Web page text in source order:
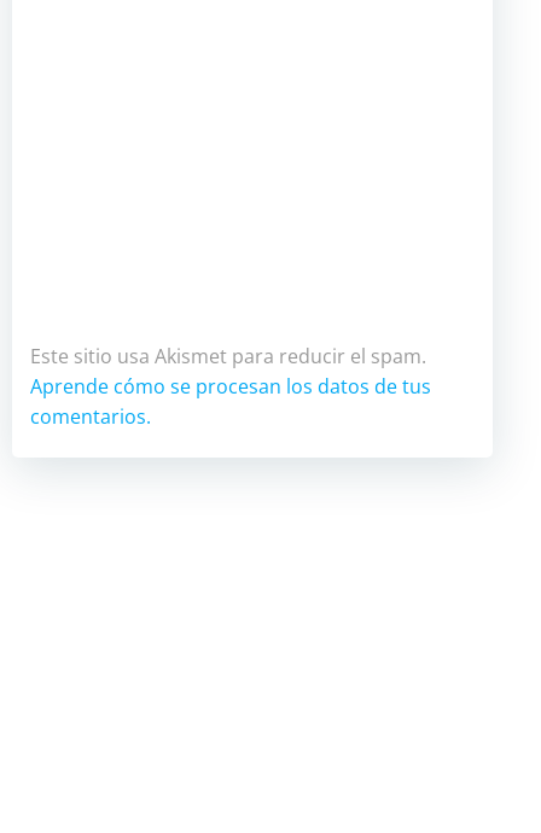
Este sitio usa Akismet para reducir el spam.
Aprende cómo se procesan los datos de tus
comentarios.